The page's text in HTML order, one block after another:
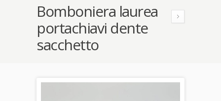
Bomboniera laurea
portachiavi dente
sacchetto